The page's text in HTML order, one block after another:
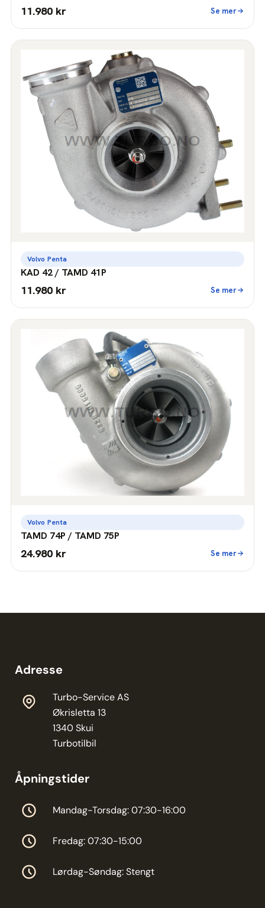
11.980 kr Se mer
Volvo Penta
KAD 42 / TAMD 41P
11.980 kr Se mer
Volvo Penta
TAMD 74P / TAMD 75P
24.980 kr Se mer
Adresse
Turbo-Service AS
Økrisletta 13
1340 Skui
Turbotilbil
Åpningstider
Mandag-Torsdag: 07:30-16:00
Fredag: 07:30-15:00
Lørdag-Søndag: Stengt